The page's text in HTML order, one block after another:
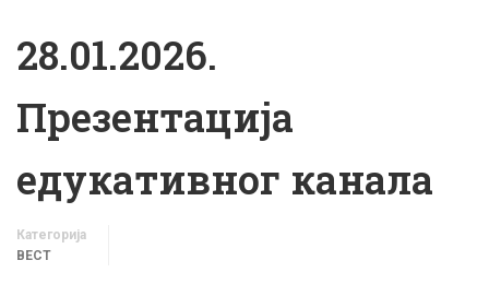
28.01.2026.
Презентација
едукативног канала
Категорија
ВЕСТ